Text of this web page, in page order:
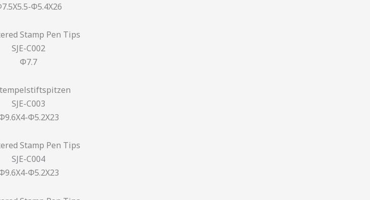
Φ5.4X26
SJE-C002
Φ7.7
SJE-C003
Φ5.2X23
SJE-C004
Φ5.2X23